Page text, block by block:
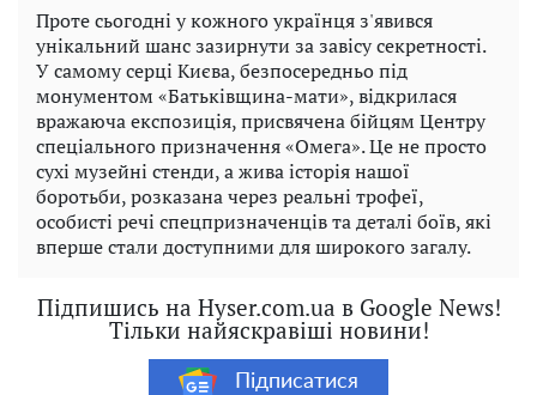
Проте сьогодні у кожного українця з'явився
унікальний шанс зазирнути за завісу секретності.
У самому серці Києва, безпосередньо під
монументом «Батьківщина-мати», відкрилася
вражаюча експозиція, присвячена бійцям Центру
спеціального призначення «Омега». Це не просто
сухі музейні стенди, а жива історія нашої
боротьби, розказана через реальні трофеї,
особисті речі спецпризначенців та деталі боїв, які
вперше стали доступними для широкого загалу.
Підпишись на Hyser.com.ua в Google News!
Тільки найяскравіші новини!
Підписатися